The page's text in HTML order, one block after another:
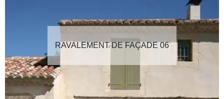
RAVALEMENT DE FAÇADE 06